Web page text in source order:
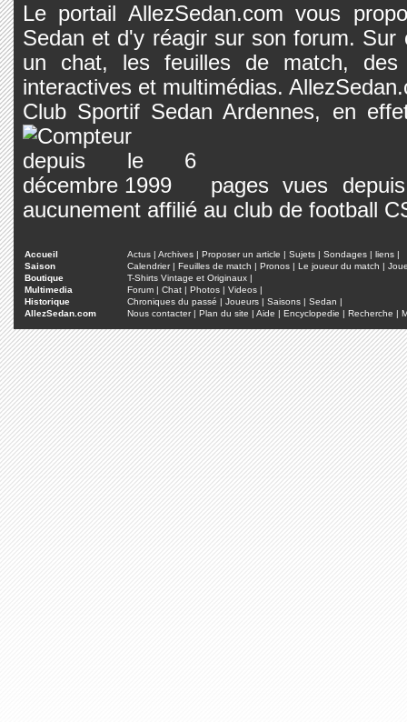
Le portail AllezSedan.com vous
Sedan et d'y réagir sur son forum.
un chat, les feuilles de match, des
interactives et multimédias.
Club Sportif Sedan Ardennes, en
pages vues
aucunement affilié au club de football
Accueil Actus | Archives | Proposer un article | Sujets | Sondages | liens |
Saison
Calendrier| Feuilles de match | Pronos | Le joueur du match |
Boutique
T-Shirts Vintage et Originaux |
Multimedia
Forum | Chat | Photos | Videos |
Historique
Chroniques du passé | Joueurs | Saisons | Sedan |
AllezSedan.com
Nous contacter| Plan du site | Aide | Encyclopedie | Recherche |